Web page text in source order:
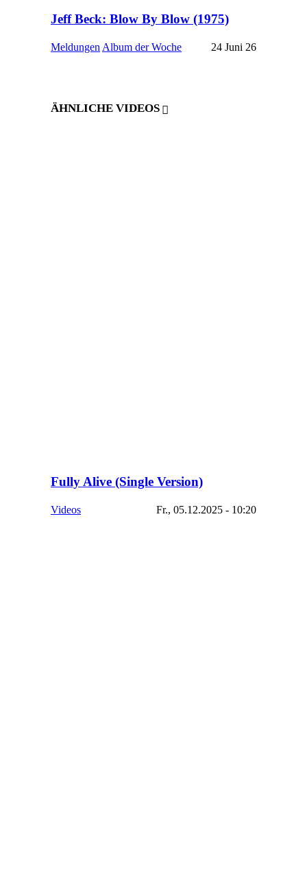
Jeff Beck: Blow By Blow (1975)
Meldungen Album der Woche 24 Juni 26
ÄHNLICHE VIDEOS
Fully Alive (Single Version)
Videos Fr., 05.12.2025 - 10:20